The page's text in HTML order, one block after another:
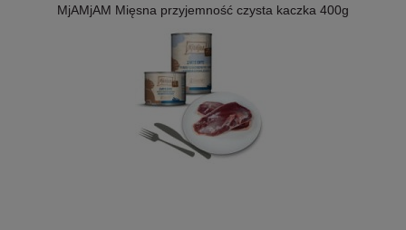
MjAMjAM Mięsna przyjemność czysta kaczka 400g